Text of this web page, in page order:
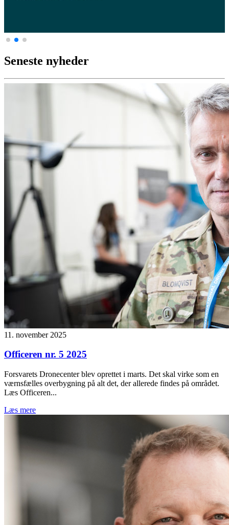
Seneste nyheder
11. november 2025
Officeren nr. 5 2025
Forsvarets Dronecenter blev oprettet i marts. Det skal virke som en
værnsfælles overbygning på alt det, der allerede findes på området.
Læs Officeren...
Læs mere